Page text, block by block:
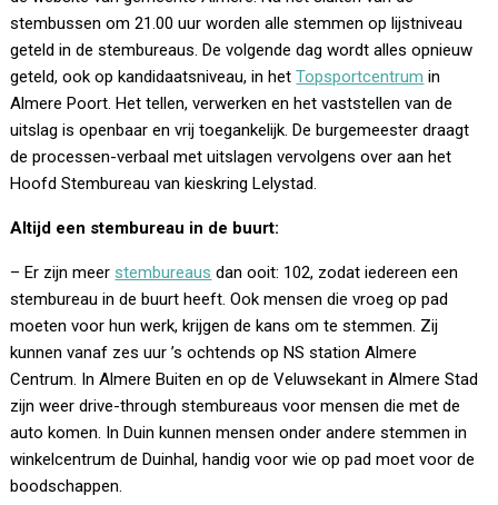
stembussen om 21.00 uur worden alle stemmen op lijstniveau
geteld in de stembureaus. De volgende dag wordt alles opnieuw
geteld, ook op kandidaatsniveau, in hetTopsportcentrum in
Almere Poort. Het tellen, verwerken en het vaststellen van de
uitslag is openbaar en vrij toegankelijk. De burgemeester draagt
de processen-verbaal met uitslagen vervolgens over aan het
Hoofd Stembureau van kieskring Lelystad.
Altijd een stembureau in de buurt:
– Er zijn meer stembureaus dan ooit: 102, zodat iedereen een
stembureau in de buurt heeft. Ook mensen die vroeg op pad
moeten voor hun werk, krijgen de kans om te stemmen. Zij
kunnen vanaf zes uur ’s ochtends op NS station Almere
Centrum. In Almere Buiten en op de Veluwsekant in Almere Stad
zijn weer drive-through stembureaus voor mensen die met de
auto komen. In Duin kunnen mensen onder andere stemmen in
winkelcentrum de Duinhal, handig voor wie op pad moet voor de
boodschappen.